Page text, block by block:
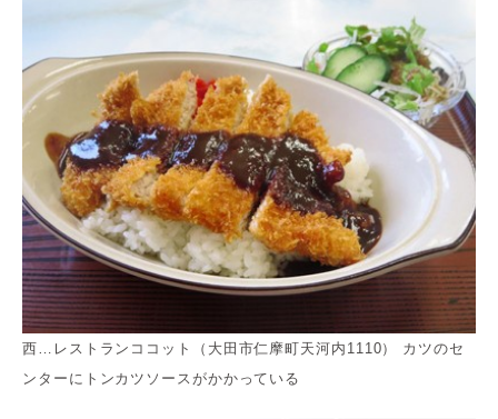
西…レストランココット（大田市仁摩町天河内1110） カツのセ
ンターにトンカツソースがかかっている